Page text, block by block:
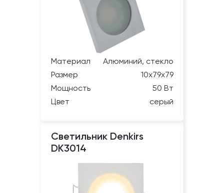
Материал
Алюминий, стекло
Размер
10х79х79
Мощность
50 Вт
Цвет
серый
Светильник Denkirs
DK3014